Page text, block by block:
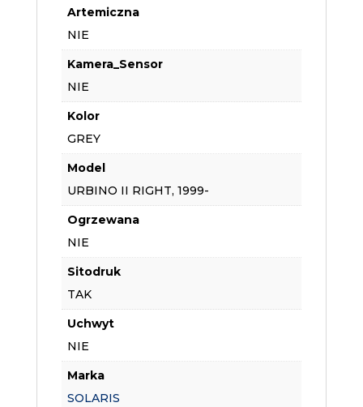
Artemiczna
NIE
Kamera_Sensor
NIE
Kolor
GREY
Model
URBINO II RIGHT, 1999-
Ogrzewana
NIE
Sitodruk
TAK
Uchwyt
NIE
Marka
SOLARIS